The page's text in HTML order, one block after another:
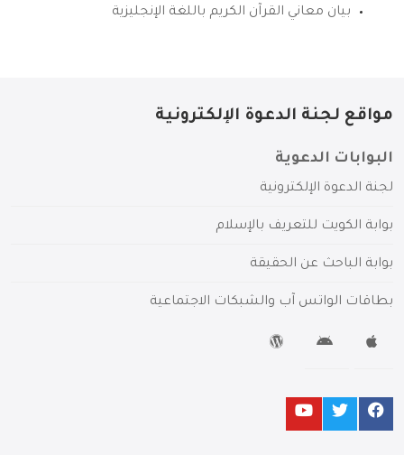
بيان معاني القرآن الكريم باللغة الإنجليزية
مواقع لجنة الدعوة الإلكترونية
البوابات الدعوية
لجنة الدعوة الإلكترونية
بوابة الكويت للتعريف بالإسلام
بوابة الباحث عن الحقيقة
بطاقات الواتس آب والشبكات الاجتماعية